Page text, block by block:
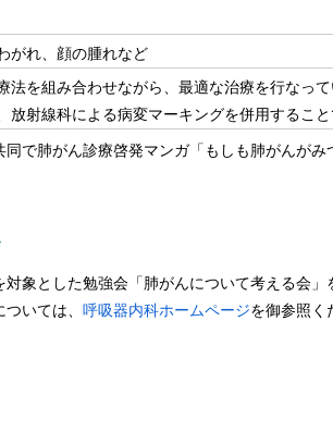
がれ、顔の腫れなど
法を組み合わせながら、最適な治療を行なっ
放射線科による病変マーキングを併用するこ
で肺がん診療啓発マンガ「もしも肺がんが
象とした勉強会「肺がんについて考える会
いては、 呼吸器内科ホームページを御参照く